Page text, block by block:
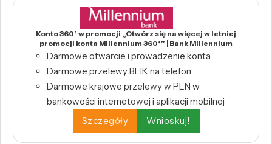
Konto 360° w promocji „Otwórz się na więcej w letniej
promocji konta Millennium 360°” | Bank Millennium
Darmowe otwarcie i prowadzenie konta
Darmowe przelewy BLIK na telefon
Darmowe krajowe przelewy w PLN w
bankowości internetowej i aplikacji mobilnej
Szczegóły
Wnioskuj!